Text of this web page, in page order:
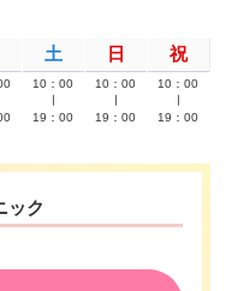
土 日 祝
10：00
19：00
10：00
19：00
10：00
19：00
ック